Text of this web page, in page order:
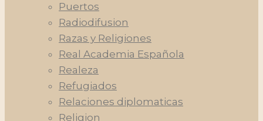
Puertos
Radiodifusion
Razas y Religiones
Real Academia Española
Realeza
Refugiados
Relaciones diplomaticas
Religion